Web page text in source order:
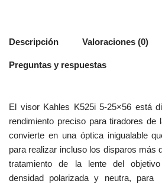
Descripción Valoraciones (0)
Preguntas y respuestas
El visor Kahles K525i 5-25×56 está
rendimiento preciso para tiradores de
convierte en una óptica inigualable
para realizar incluso los disparos más
tratamiento de la lente del
densidad polarizada y neutra,